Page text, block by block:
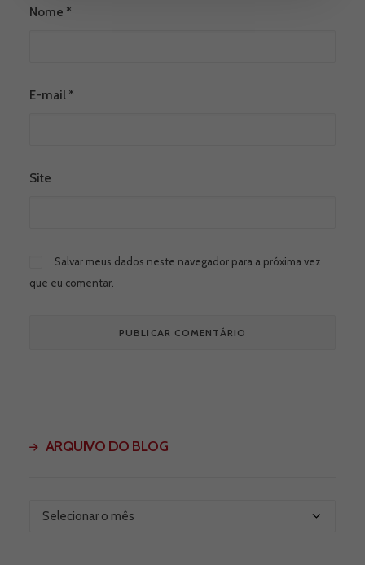
Nome *
E-mail *
Site
Salvar meus dados neste navegador para a próxima vez
que eu comentar.
ARQUIVO DO BLOG
Arquivo